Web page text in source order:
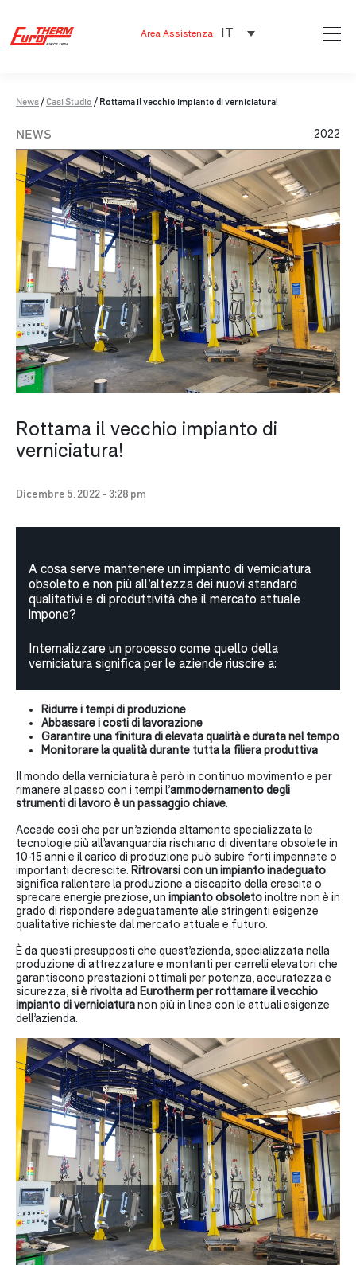
Area Assistenza IT
News / Casi Studio / Rottama il vecchio impianto di verniciatura!
NEWS 2022
Rottama il vecchio impianto di
verniciatura!
Dicembre 5, 2022 - 3:28 pm
A cosa serve mantenere un impianto di verniciatura
obsoleto e non più all’altezza dei nuovi standard
qualitativi e di produttività che il mercato attuale
impone?
Internalizzare un processo come quello della
verniciatura significa per le aziende riuscire a:
Ridurre i tempi di produzione
Abbassare i costi di lavorazione
Garantire una finitura di elevata qualità e durata nel tempo
Monitorare la qualità durante tutta la filiera produttiva
Il mondo della verniciatura è però in continuo movimento e per
rimanere al passo con i tempi l’ammodernamento degli
strumenti di lavoro è un passaggio chiave.
Accade così che per un’azienda altamente specializzata le
tecnologie più all’avanguardia rischiano di diventare obsolete in
10-15 anni e il carico di produzione può subire forti impennate o
importanti decrescite. Ritrovarsi con un impianto inadeguato
significa rallentare la produzione a discapito della crescita o
sprecare energie preziose, un impianto obsoleto inoltre non è in
grado di rispondere adeguatamente alle stringenti esigenze
qualitative richieste dal mercato attuale e futuro.
È da questi presupposti che quest’azienda, specializzata nella
produzione di attrezzature e montanti per carrelli elevatori che
garantiscono prestazioni ottimali per potenza, accuratezza e
sicurezza, si è rivolta ad Eurotherm per rottamare il vecchio
impianto di verniciatura non più in linea con le attuali esigenze
dell’azienda.